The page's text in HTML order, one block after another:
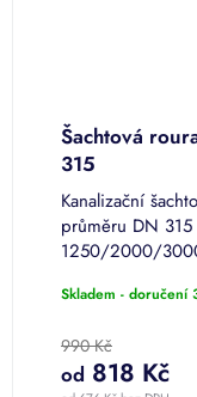
Šachtová
315
Kanalizační
průměru DN 315
1250/2000/
Skladem - doručení
990 Kč
od 818 Kč